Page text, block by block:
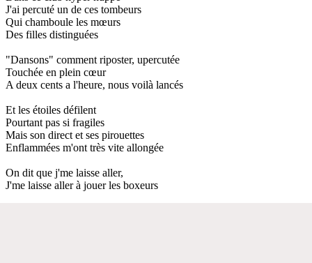
J'ai percuté un de ces tombeurs
Qui chamboule les mœurs
Des filles distinguées
"Dansons" comment riposter, upercutée
Touchée en plein cœur
A deux cents a l'heure, nous voilà lancés
Et les étoiles défilent
Pourtant pas si fragiles
Mais son direct et ses pirouettes
Enflammées m'ont très vite allongée
On dit que j'me laisse aller,
J'me laisse aller à jouer les boxeurs